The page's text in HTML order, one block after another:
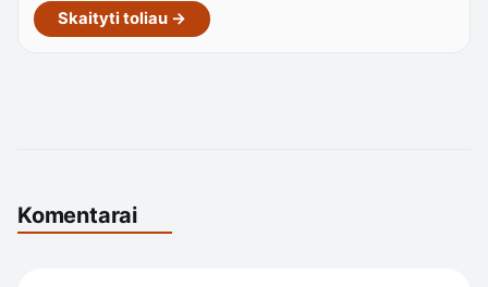
Skaityti toliau →
Komentarai